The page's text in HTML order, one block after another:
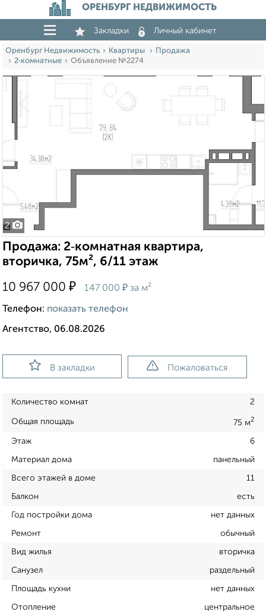
ОРЕНБУРГ НЕДВИЖИМОСТЬ
Закладки Личный кабинет
Оренбург Недвижимость Квартиры
Продажа
2‑комнатные
Объявление №2274
2
Продажа: 2‑комнатная квартира,
вторичка, 75м², 6/11 этаж
10 967 000 ₽ 147 000 ₽ за м²
Телефон: показать телефон
Агентство, 06.08.2026
В закладки Пожаловаться
Количество комнат 2
Общая площадь 75 м2
Этаж 6
Материал дома панельный
Всего этажей в доме 11
Балкон есть
Год постройки дома нет данных
Ремонт обычный
Вид жилья вторичка
Санузел раздельный
Площадь кухни нет данных
Отопление центральное